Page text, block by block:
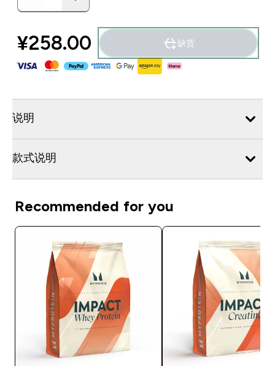
¥258.00‎ 缺货
说明
款式说明
Recommended for you